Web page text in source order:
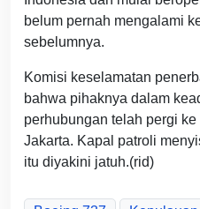
belum pernah mengalami
sebelumnya.
Komisi keselamatan
bahwa pihaknya dalam
perhubungan telah pergi
Jakarta. Kapal patroli
itu diyakini jatuh.(rid)